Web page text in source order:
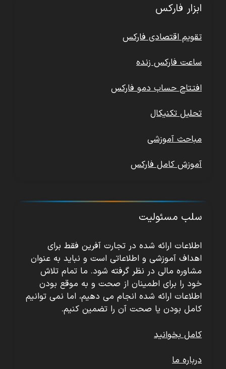
ابزار فارکس
تقویم اقتصادی فارکس
ساعت فارکس زنده
افتتاح حساب دمو فارکس
تحلیل تکنیکال
مباحث آموزشی
آموزش کامل فارکس
سلب مسئولیت
اطلاعات ارائه شده در تجارت آفرین فقط برای
اهداف آموزشی و اطلاعاتی است و نباید به عنوان
مشاوره مالی در نظر گرفته شود. ما تمام تلاش
خود را برای اطمینان از صحت و به موقع بودن
اطلاعات ارائه شده انجام می دهیم، اما نمی توانیم
کامل بودن یا صحت آن را تضمین کنیم.
کامل بخوانید
درباره ما